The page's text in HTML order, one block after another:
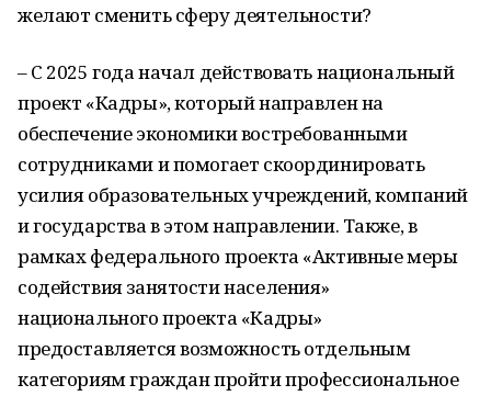
желают сменить сферу деятельности?
– С 2025 года начал действовать национальный
проект «Кадры», который направлен на
обеспечение экономики востребованными
сотрудниками и помогает скоординировать
усилия образовательных учреждений, компаний
и государства в этом направлении. Также, в
рамках федерального проекта «Активные меры
содействия занятости населения»
национального проекта «Кадры»
предоставляется возможность отдельным
категориям граждан пройти профессиональное